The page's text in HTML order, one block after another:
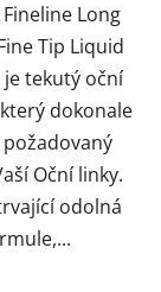
Fineline Long
Tip Liquid
je tekutý oční
dokonale
Oční linky.
odolná